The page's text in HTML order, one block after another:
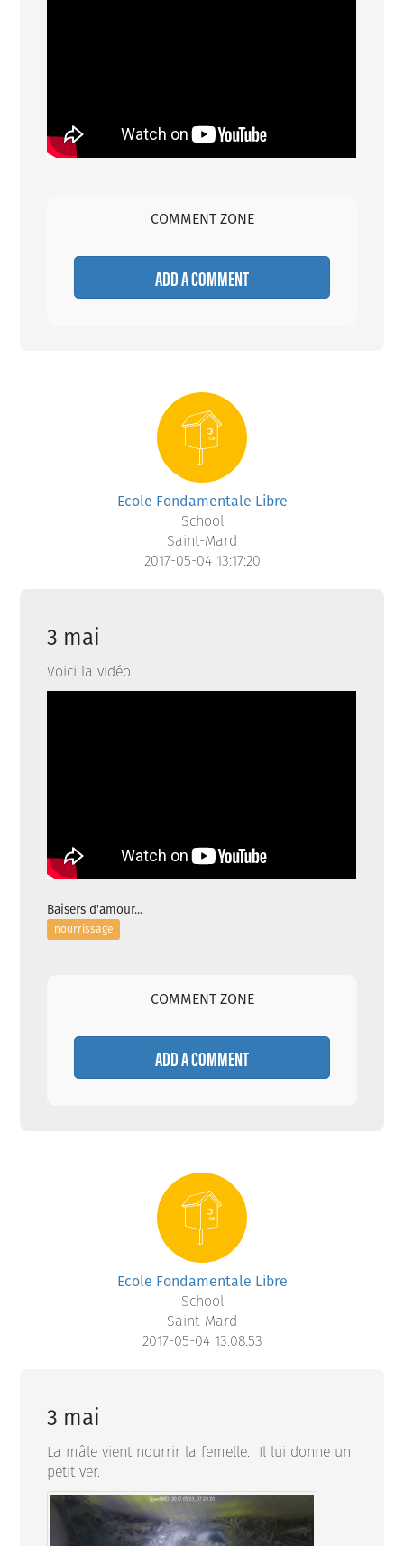
COMMENT ZONE
ADD A COMMENT
Ecole Fondamentale Libre
School
Saint-Mard
2017-05-04 13:17:20
3 mai
Voici la vidéo...
Baisers d'amour...
nourrissage
COMMENT ZONE
ADD A COMMENT
Ecole Fondamentale Libre
School
Saint-Mard
2017-05-04 13:08:53
3 mai
La mâle vient nourrir la femelle. Il lui donne un
petit ver.